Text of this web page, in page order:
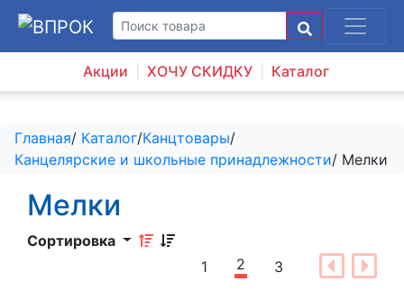
Акции ХОЧУ СКИДКУ Каталог
Главная/ Каталог/Канцтовары/
Канцелярские и школьные принадлежности/ Мелки
Мелки
Сортировка
1
2 3